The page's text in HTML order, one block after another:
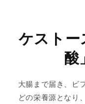
ケストー
酸
大腸まで届き、ビ
どの栄養源となり